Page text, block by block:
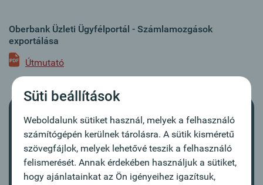
Oberbank Üzleti Ügyfélportál - Számlamozgások
exportálása
Útmutató
You do not see a video? This is because you
have not accepted the media cookies.
Süti beállítások
Weboldalunk sütiket használ, melyek a felhasználó
számítógépén kerülnek tárolásra. A sütik kisméretű
szövegfájlok, melyek lehetővé teszik a felhasználó
felismerését. Annak érdekében használjuk a sütiket,
hogy ajánlatainkat az Ön igényeihez igazítsuk,